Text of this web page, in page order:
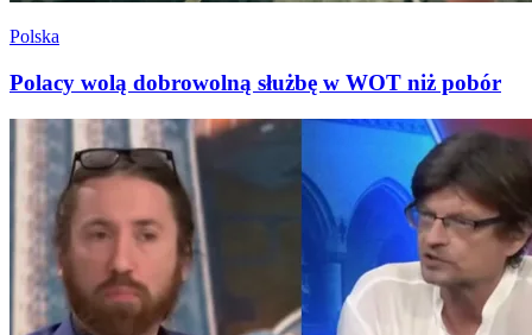
Polska
Polacy wolą dobrowolną służbę w WOT niż pobór